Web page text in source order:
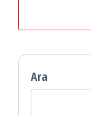
Ara